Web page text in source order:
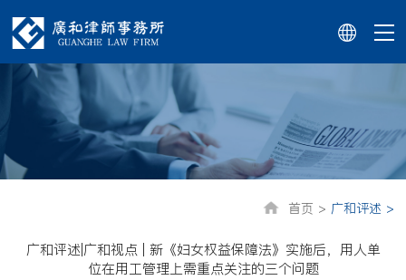
首页 > 广和评述 >
广和评述|广和视点 | 新《妇女权益保障法》实施后，用人单
位在用工管理上需重点关注的三个问题